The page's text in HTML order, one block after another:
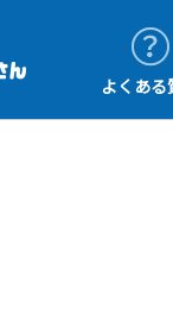
よくある